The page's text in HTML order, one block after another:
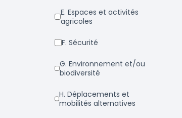
e. Espaces et activités
agricoles
f. Sécurité
g. Environnement et/ou
biodiversité
h. Déplacements et
mobilités alternatives